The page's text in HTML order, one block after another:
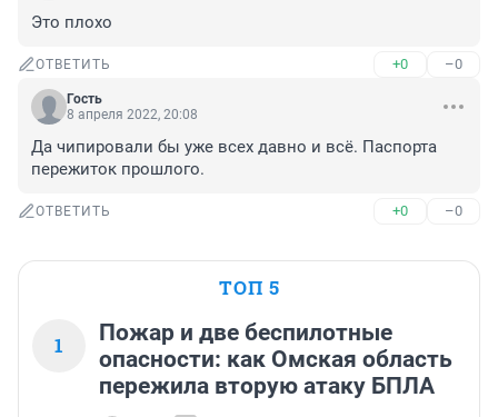
Это плохо
ОТВЕТИТЬ +0 –0
Гость
8 апреля 2022, 20:08
Да чипировали бы уже всех давно и всё. Паспорта
пережиток прошлого.
ОТВЕТИТЬ +0 –0
ТОП 5
1
Пожар и две беспилотные
опасности: как Омская область
пережила вторую атаку БПЛА